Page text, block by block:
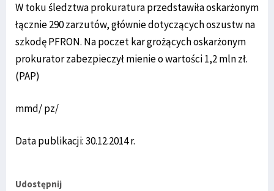
W toku śledztwa prokuratura przedstawiła oskarżonym
łącznie 290 zarzutów, głównie dotyczących oszustw na
szkodę PFRON. Na poczet kar grożących oskarżonym
prokurator zabezpieczył mienie o wartości 1,2 mln zł.
(PAP)
mmd/ pz/
Data publikacji: 30.12.2014 r.
Udostępnij